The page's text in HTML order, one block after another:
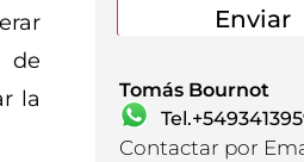
de
la
Tomás Bournot
Contactar por